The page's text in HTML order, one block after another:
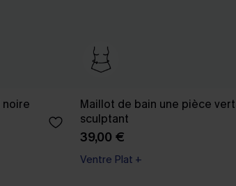
Maillot de bain une pièce
sculptant
39,00 €
Ventre Plat +